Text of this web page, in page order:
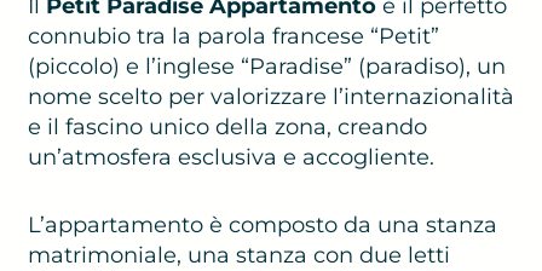
Il Petit Paradise Appartamentoè il perfetto
connubio tra la parola francese “Petit”
(piccolo) e l’inglese “Paradise” (paradiso), un
nome scelto per valorizzare l’internazionalità
e il fascino unico della zona, creando
un’atmosfera esclusiva e accogliente.
L’appartamento è composto da una stanza
matrimoniale, una stanza con due letti